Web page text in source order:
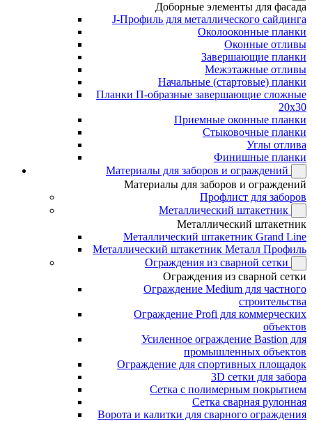
Доборные элементы для фасада
J-Профиль для металлического сайдинга
Околооконные планки
Оконные отливы
Завершающие планки
Межэтажные отливы
Начальные (стартовые) планки
Планки П-образные завершающие сложные
20x30
Приемные оконные планки
Стыковочные планки
Углы отлива
Финишные планки
Материалы для заборов и ограждений
Материалы для заборов и ограждений
Профлист для заборов
Металлический штакетник
Металлический штакетник
Металлический штакетник Grand Line
Металлический штакетник Металл Профиль
Ограждения из сварной сетки
Ограждения из сварной сетки
Ограждение Medium для частного
строительства
Ограждение Profi для коммерческих
объектов
Усиленное ограждение Bastion для
промышленных объектов
Ограждение для спортивных площадок
3D сетки для забора
Сетка с полимерным покрытием
Сетка сварная рулонная
Ворота и калитки для сварного ограждения